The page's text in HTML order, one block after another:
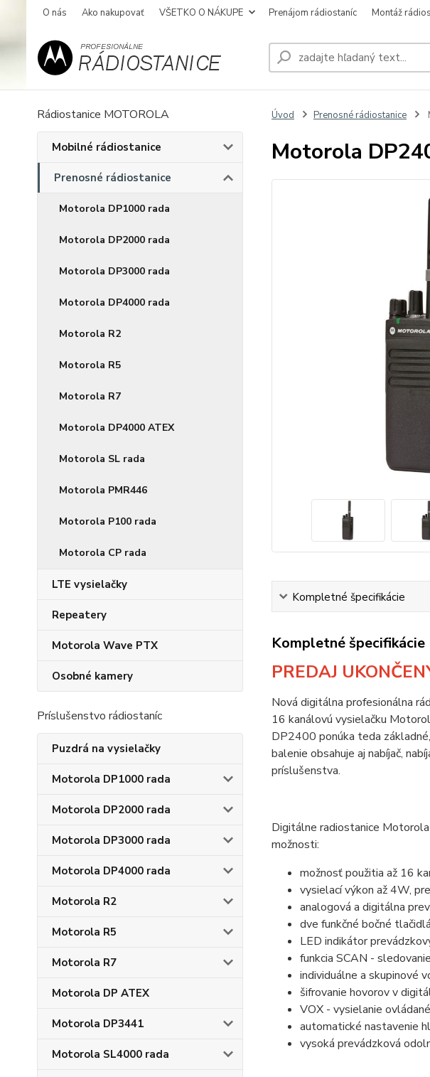
O nás Ako nakupovať VŠETKO O NÁKUPE Prenájom rádiostaníc Montáž
Rádiostanice MOTOROLA
Mobilné rádiostanice
Prenosné rádiostanice
Motorola DP1000 rada
Motorola DP2000 rada
Motorola DP3000 rada
Motorola DP4000 rada
Motorola R2
Motorola R5
Motorola R7
Motorola DP4000 ATEX
Motorola SL rada
Motorola PMR446
Motorola P100 rada
Motorola CP rada
LTE vysielačky
Repeatery
Motorola Wave PTX
Osobné kamery
Príslušenstvo rádiostaníc
Puzdrá na vysielačky
Motorola DP1000 rada
Motorola DP2000 rada
Motorola DP3000 rada
Motorola DP4000 rada
Motorola R2
Motorola R5
Motorola R7
Motorola DP ATEX
Motorola DP3441
Motorola SL4000 rada
Úvod Prenosné rádiostanice
Motorola
Kompletné špecifikácie
Kompletné špecifikácie
PREDAJ
Nová digitálna profesionálna
16 kanálovú vysielačku
DP2400 ponúka teda
balenie obsahuje aj nabíjač,
príslušenstva.
Digitálne radiostanice
možnosti:
možnosť použitia až 16
vysielací výkon až 4W,
analogová a digitálna
dve funkčné bočné tlačidlá
LED indikátor
funkcia SCAN -
individuálne a skupinové
šifrovanie hovorov v
VOX - vysielanie
automatické nastavenie
vysoká prevádzková